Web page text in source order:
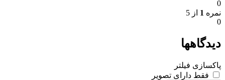
0
نمره 1 از 5
0
دیدگاهها
پاکسازی فیلتر
فقط دارای تصویر